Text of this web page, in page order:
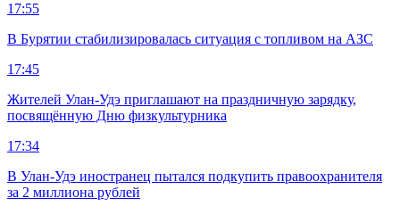
17:55
В Бурятии стабилизировалась ситуация с топливом на АЗС
17:45
Жителей Улан-Удэ приглашают на праздничную зарядку,
посвящённую Дню физкультурника
17:34
В Улан-Удэ иностранец пытался подкупить правоохранителя
за 2 миллиона рублей